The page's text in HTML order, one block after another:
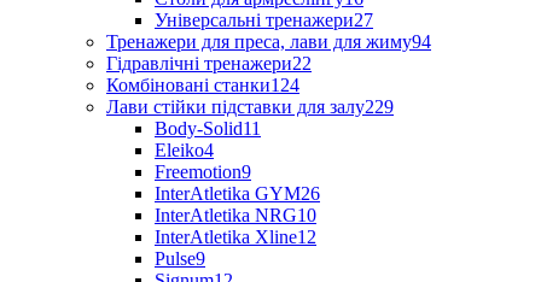
Універсальні тренажери27
Тренажери для преса, лави для жиму94
Гідравлічні тренажери22
Комбіновані станки124
Лави стійки підставки для залу229
Body-Solid11
Eleiko4
Freemotion9
InterAtletika GYM26
InterAtletika NRG10
InterAtletika Xline12
Pulse9